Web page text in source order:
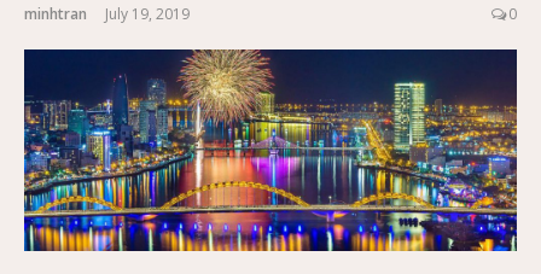
minhtran July 19, 2019 0